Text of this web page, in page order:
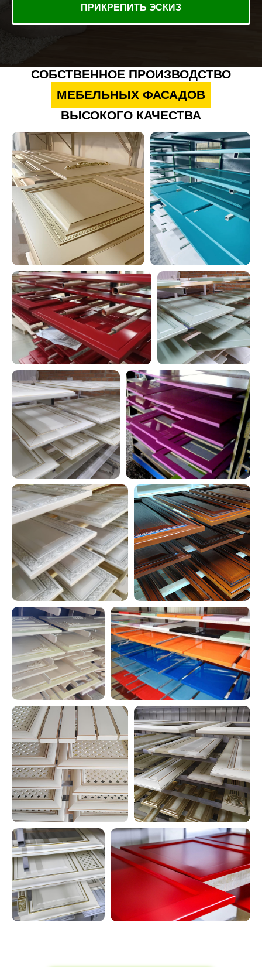
ПРИКРЕПИТЬ ЭСКИЗ
СОБСТВЕННОЕ ПРОИЗВОДСТВО
МЕБЕЛЬНЫХ ФАСАДОВ
ВЫСОКОГО КАЧЕСТВА